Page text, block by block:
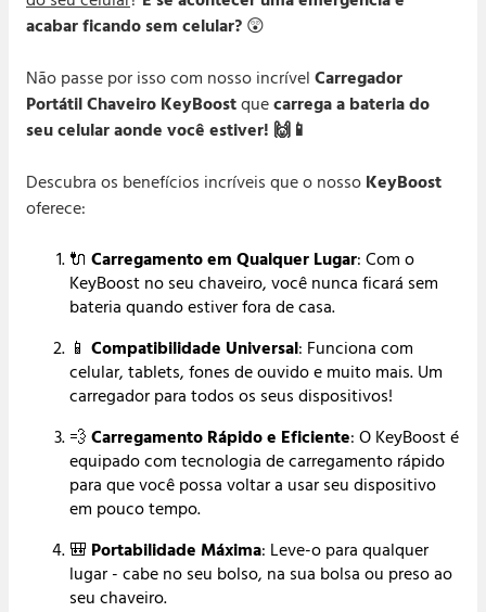
Segura
acabar ficando sem celular? 😲
Não passe por isso com nosso incrível Carregador
Portátil Chaveiro KeyBoostquecarrega a bateria do
seu celular aonde você estiver! 🙌📱
Descubra os benefícios incríveis que o nosso KeyBoost
oferece:
🔌 Carregamento em Qualquer Lugar: Com o
KeyBoost no seu chaveiro, você nunca ficará sem
bateria quando estiver fora de casa.
📱 Compatibilidade Universal: Funciona com
celular, tablets, fones de ouvido e muito mais. Um
carregador para todos os seus dispositivos!
💨 Carregamento Rápido e Eficiente: O KeyBoost é
equipado com tecnologia de carregamento rápido
para que você possa voltar a usar seu dispositivo
em pouco tempo.
🎒 Portabilidade Máxima: Leve-o para qualquer
lugar - cabe no seu bolso, na sua bolsa ou preso ao
seu chaveiro.